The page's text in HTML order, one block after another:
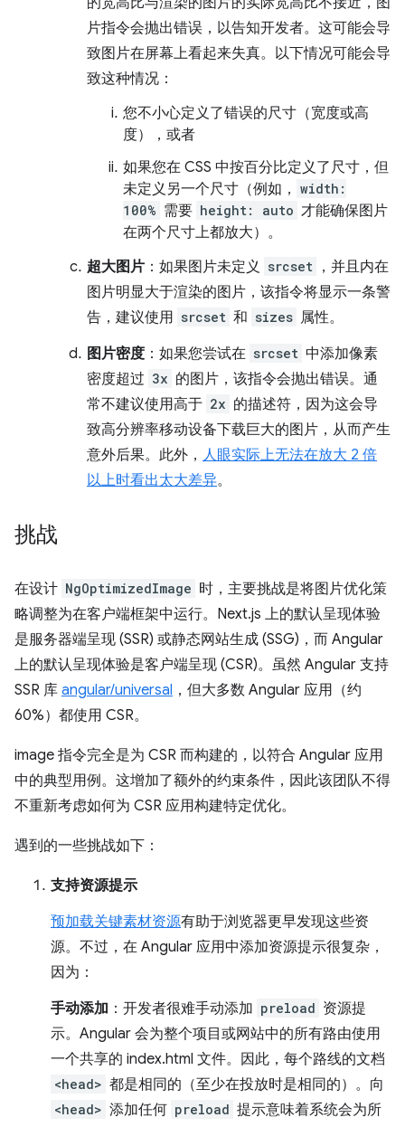
片指令会抛出错误，以告知开发者。这可能会导
致图片在屏幕上看起来失真。以下情况可能会导
致这种情况：
您不小心定义了错误的尺寸（宽度或高
度），或者
如果您在 CSS 中按百分比定义了尺寸，但
未定义另一个尺寸（例如， width:
100% 需要 height: auto 才能确保图片
在两个尺寸上都放大）。
超大图片 ：如果图片未定义 srcset ，并且内在
图片明显大于渲染的图片，该指令将显示一条警
告，建议使用 srcset 和 sizes 属性。
图片密度 ：如果您尝试在 srcset 中添加像素
密度超过 3x 的图片，该指令会抛出错误。通
常不建议使用高于 2x 的描述符，因为这会导
致高分辨率移动设备下载巨大的图片，从而产生
意外后果。此外， 人眼实际上无法在放大 2 倍
以上时看出太大差异。
挑战
在设计 NgOptimizedImage 时，主要挑战是将图片优化策
略调整为在客户端框架中运行。Next.js 上的默认呈现体验
是服务器端呈现 (SSR) 或静态网站生成 (SSG)，而 Angular
上的默认呈现体验是客户端呈现 (CSR)。虽然 Angular 支持
SSR 库 angular/universal ，但大多数 Angular 应用（约
60%）都使用 CSR。
image 指令完全是为 CSR 而构建的，以符合 Angular 应用
中的典型用例。这增加了额外的约束条件，因此该团队不得
不重新考虑如何为 CSR 应用构建特定优化。
遇到的一些挑战如下：
支持资源提示
预加载关键素材资源有助于浏览器更早发现这些资
源。不过，在 Angular 应用中添加资源提示很复杂，
因为：
手动添加 ：开发者很难手动添加 preload 资源提
示。Angular 会为整个项目或网站中的所有路由使用
一个共享的 index.html 文件。因此，每个路线的文档
<head> 都是相同的（至少在投放时是相同的）。向
<head> 添加任何 preload 提示意味着系统会为所